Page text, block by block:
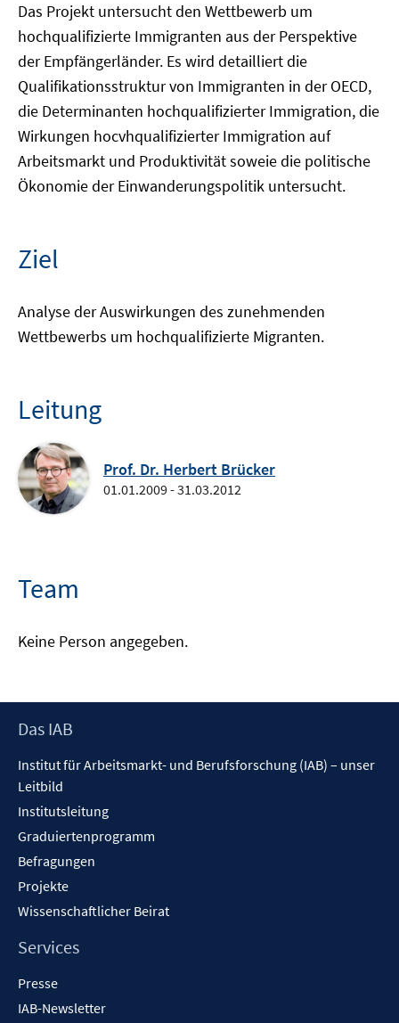
Das Projekt untersucht den Wettbewerb um
hochqualifizierte Immigranten aus der Perspektive
der Empfängerländer. Es wird detailliert die
Qualifikationsstruktur von Immigranten in der OECD,
die Determinanten hochqualifizierter Immigration, die
Wirkungen hocvhqualifizierter Immigration auf
Arbeitsmarkt und Produktivität soweie die politische
Ökonomie der Einwanderungspolitik untersucht.
Ziel
Analyse der Auswirkungen des zunehmenden
Wettbewerbs um hochqualifizierte Migranten.
Leitung
Prof. Dr. Herbert Brücker
01.01.2009 - 31.03.2012
Team
Keine Person angegeben.
Footer
Das IAB
Institut für Arbeitsmarkt- und Berufsforschung (IAB) – unser
Leitbild
Institutsleitung
Graduiertenprogramm
Befragungen
Projekte
Wissenschaftlicher Beirat
Services
Presse
IAB-Newsletter